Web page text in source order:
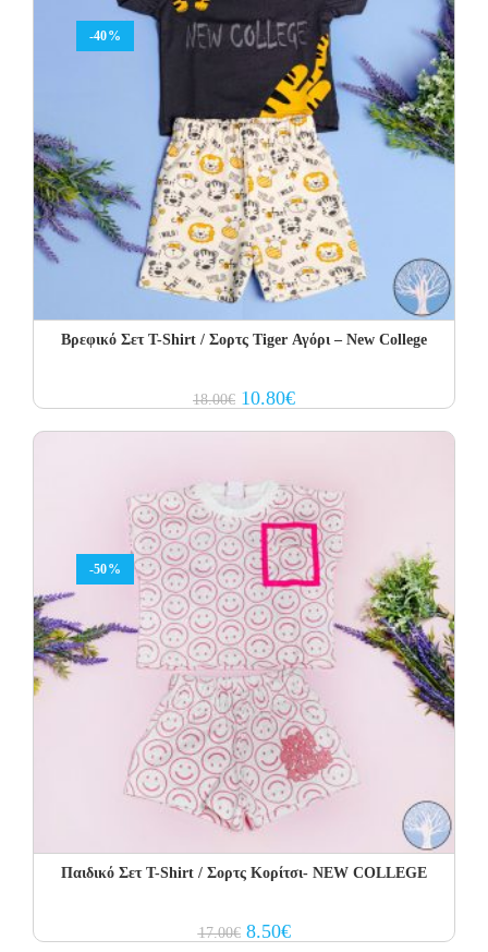
-40%
Βρεφικό Σετ Τ-Shirt / Σορτς Tiger Αγόρι – New College
18.00€ Original
price
10.80€Current
price
-50%
Παιδικό Σετ Τ-Shirt / Σορτς Κορίτσι- NEW COLLEGE
17.00€ Original
price
8.50€Current
price